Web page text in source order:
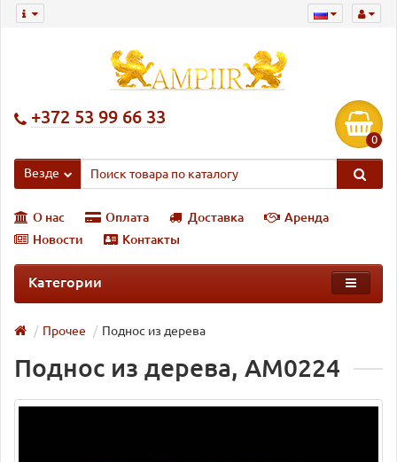
+372 53 99 66 33
0
Везде
О нас Оплата Доставка
Аренда
Новости
Контакты
Категории
Прочее Поднос из дерева
Поднос из дерева, AM0224